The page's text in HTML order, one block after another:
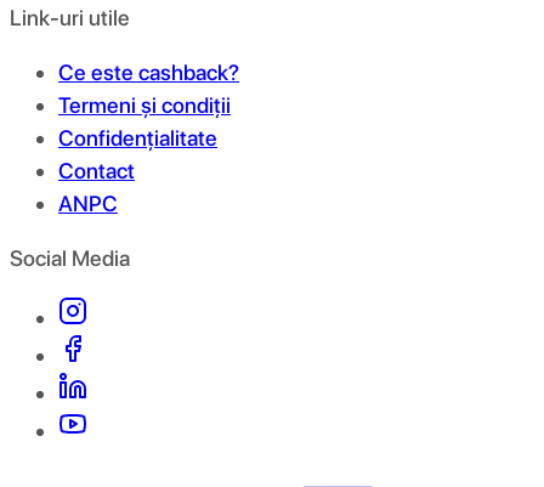
Link-uri utile
Ce este cashback?
Termeni și condiții
Confidențialitate
Contact
ANPC
Social Media